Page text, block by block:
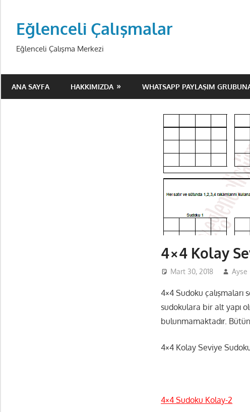
contentEğlenceli Çalışmalar
Eğlenceli Çalışma Merkezi
ANA SAYFA HAKKIMIZDA WHATSAPP PAYLAŞIM
4×4 Kolay
Mart 30, 2018 Ayse
4×4 Sudoku
sudokulara bir alt yapı
bulunmamaktadır.
4×4 Kolay Seviye
4×4 Sudoku Kolay-2